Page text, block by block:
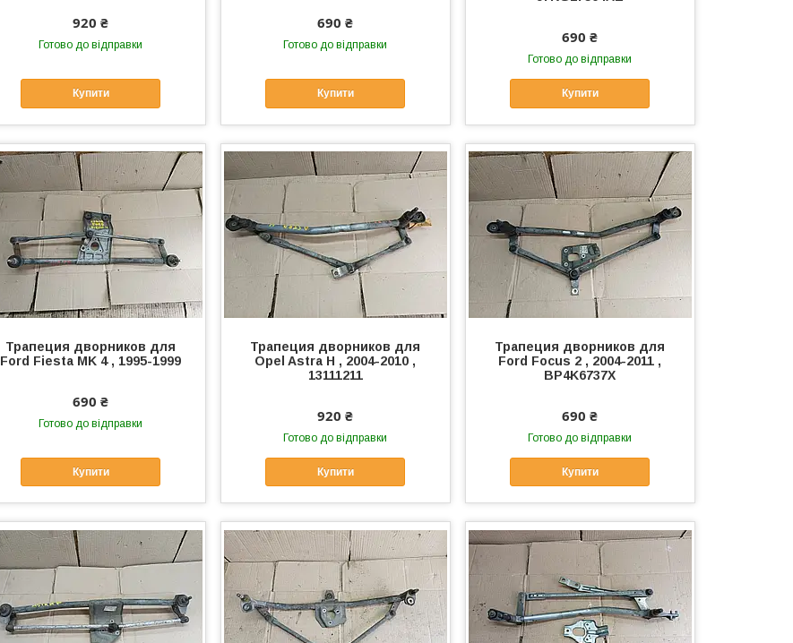
920 ₴
Готово до відправки
Купити
690 ₴
Готово до відправки
Купити
690 ₴
Готово до відправки
Купити
Трапеция дворников для
Ford Fiesta MK 4 , 1995-1999
690 ₴
Готово до відправки
Купити
Трапеция дворников для
Opel Astra H , 2004-2010 ,
13111211
920 ₴
Готово до відправки
Купити
Трапеция дворников для
Ford Focus 2 , 2004-2011 ,
BP4K6737X
690 ₴
Готово до відправки
Купити